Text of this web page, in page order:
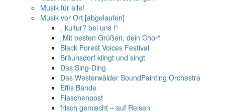
Musik für alle!
Musik vor Ort [abgelaufen]
„ kultur? bei uns !“
„Mit besten Grüßen, dein Chor“
Black Forest Voices Festival
Bräunsdorf klingt und singt
Das Sing-Ding
Das Westerwälder SoundPainting Orchestra
Effis Bande
Flaschenpost
frisch gemischt – auf Reisen